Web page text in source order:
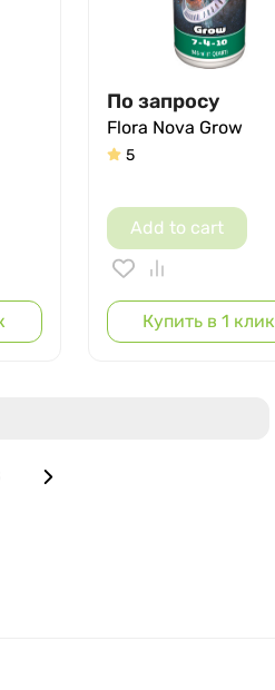
По запросу
Flora Nova Grow
5
Add to cart
Купить в 1 клик